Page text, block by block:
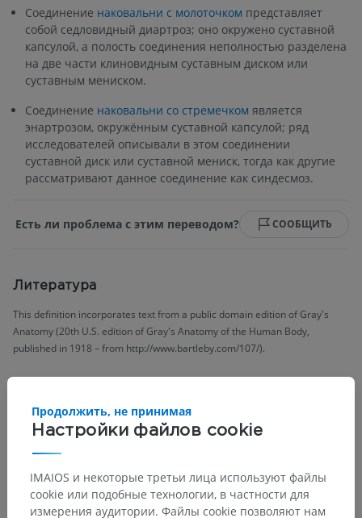
Соединение наковальни с молоточком представляет
собой седловидный диартроз; оно окружено суставной
капсулой, а полость соединения неполностью разделена
на две части клиновидным суставным диском или
суставным мениском.
Соединение наковальни со стремечком является
энартрозом, окружённым суставной капсулой; ряд
исследователей описывали в этом соединении
суставной диск или суставной мениск, тогда как другие
рассматривают данное соединение как синдесмоз.
Есть ли проблема с этим переводом? СООБЩИТЬ
Литература
This definition incorporates text from a public domain edition of Gray's
Anatomy (20th U.S. edition of Gray's Anatomy of the Human Body,
published in 1918 – from http://www.bartleby.com/107/).
Настройки файлов cookie
Продолжить, не принимая
IMAIOS и некоторые третьи лица используют файлы
cookie или подобные технологии, в частности для
измерения аудитории. Файлы cookie позволяют нам